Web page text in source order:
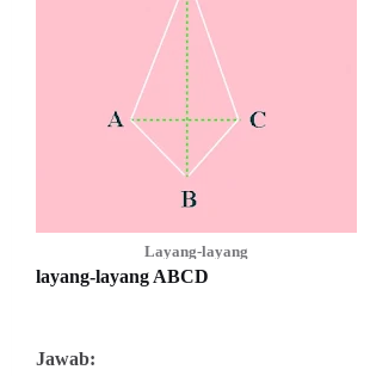
Layang-layang
layang-layang ABCD
Jawab: